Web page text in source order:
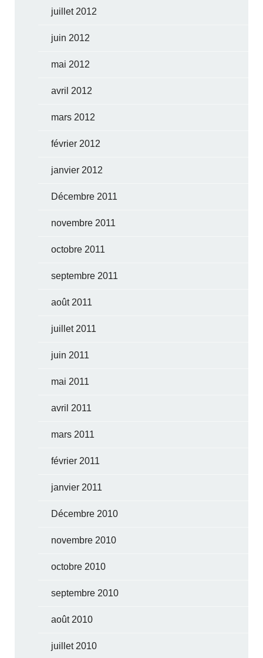
juillet 2012
juin 2012
mai 2012
avril 2012
mars 2012
février 2012
janvier 2012
Décembre 2011
novembre 2011
octobre 2011
septembre 2011
août 2011
juillet 2011
juin 2011
mai 2011
avril 2011
mars 2011
février 2011
janvier 2011
Décembre 2010
novembre 2010
octobre 2010
septembre 2010
août 2010
juillet 2010